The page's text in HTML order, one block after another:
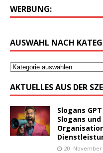
WERBUNG:
AUSWAHL NACH
AKTUELLES AUS DER
Slogans
Slogans
20. November